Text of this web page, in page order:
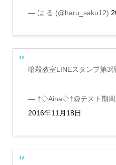
— は る (@haru_saku12)
暗殺教室LINEスタンプ第
— †◇Aina◇†@テスト期間
2016年11月18日